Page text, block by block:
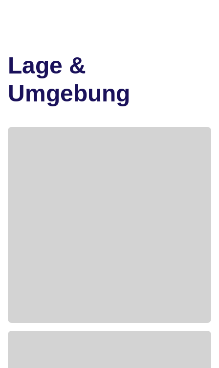
Lage &
Umgebung